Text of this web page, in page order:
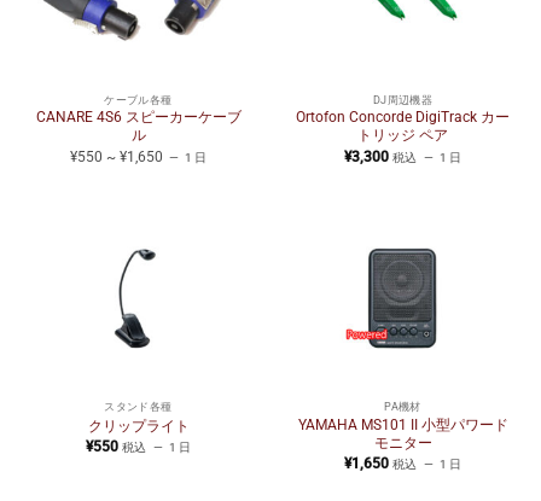
ケーブル各種
CANARE 4S6 スピーカーケーブ
ル
¥550 ~ ¥1,650
1 日
DJ周辺機器
Ortofon Concorde DigiTrack カー
トリッジ ペア
¥3,300 税込 1 日
スタンド各種
クリップライト
¥550 税込 1 日
PA機材
YAMAHA MS101 II 小型パワード
モニター
¥1,650 税込 1 日